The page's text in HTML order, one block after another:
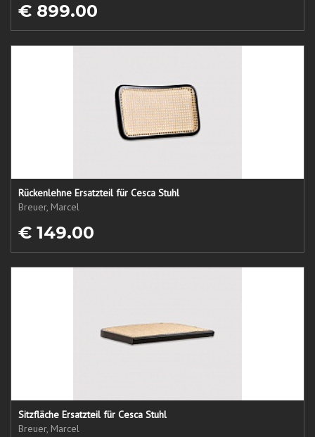
€ 899.00
Rückenlehne Ersatzteil für Cesca Stuhl
Breuer, Marcel
€ 149.00
Sitzfläche Ersatzteil für Cesca Stuhl
Breuer, Marcel